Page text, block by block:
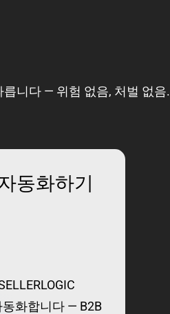
니다 — 위험 없음, 처벌 없음.
동화하기
화합니다 — B2B